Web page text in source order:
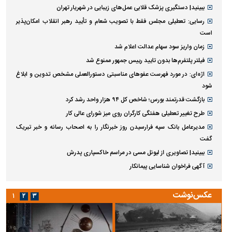
ببینید| دستگیری پزشک قلابی عمل‌های زیبایی در شهریار تهران
رسایی: تعطیلی مجلس فقط با تصویب شعام و تأیید رهبر انقلاب امکان‌پذیر
است
زمان واریز سود سهام عدالت اعلام شد
فیلتر پلتفرم‌ها بدون تایید رییس جمهور ممنوع شد
اژه‌ای: در مورد فهرست عفو‌های مناسبتی دستورالعملی مشخص تدوین و ابلاغ
شود
بازگشت قدرتمند بورس؛ شاخص کل ۹۴ هزار واحد رشد کرد
طرح تغییر تعطیلی هفتگی کارگران روی میز شورای عالی کار
مدیرعامل بانک سپه فرارسیدن روز خبرنگار را به اصحاب رسانه و خبر تبریک
گفت
ببینید| تصاویری از لیونل مسی در مراسم خاکسپاری پدرش
آگهی فراخوان شناسایی پیمانکار
عکس‌نوشت ۱ ۲ ۳